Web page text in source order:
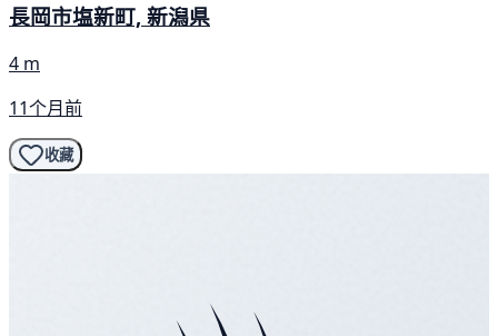
長岡市塩新町, 新潟県
4 m
11个月前
收藏